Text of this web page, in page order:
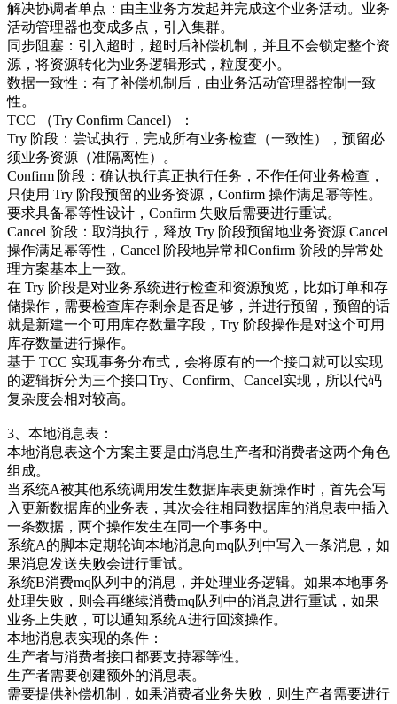
解决协调者单点：由主业务方发起并完成这个业务活动。业务
活动管理器也变成多点，引入集群。
同步阻塞：引入超时，超时后补偿机制，并且不会锁定整个资
源，将资源转化为业务逻辑形式，粒度变小。
数据一致性：有了补偿机制后，由业务活动管理器控制一致
性。
TCC （Try Confirm Cancel）：
Try 阶段：尝试执行，完成所有业务检查（一致性），预留必
须业务资源（准隔离性）。
Confirm 阶段：确认执行真正执行任务，不作任何业务检查，
只使用 Try 阶段预留的业务资源，Confirm 操作满足幂等性。
要求具备幂等性设计，Confirm 失败后需要进行重试。
Cancel 阶段：取消执行，释放 Try 阶段预留地业务资源 Cancel
操作满足幂等性，Cancel 阶段地异常和Confirm 阶段的异常处
理方案基本上一致。
在 Try 阶段是对业务系统进行检查和资源预览，比如订单和存
储操作，需要检查库存剩余是否足够，并进行预留，预留的话
就是新建一个可用库存数量字段，Try 阶段操作是对这个可用
库存数量进行操作。
基于 TCC 实现事务分布式，会将原有的一个接口就可以实现
的逻辑拆分为三个接口Try、Confirm、Cancel实现，所以代码
复杂度会相对较高。
3、本地消息表：
本地消息表这个方案主要是由消息生产者和消费者这两个角色
组成。
当系统A被其他系统调用发生数据库表更新操作时，首先会写
入更新数据库的业务表，其次会往相同数据库的消息表中插入
一条数据，两个操作发生在同一个事务中。
系统A的脚本定期轮询本地消息向mq队列中写入一条消息，如
果消息发送失败会进行重试。
系统B消费mq队列中的消息，并处理业务逻辑。如果本地事务
处理失败，则会再继续消费mq队列中的消息进行重试，如果
业务上失败，可以通知系统A进行回滚操作。
本地消息表实现的条件：
生产者与消费者接口都要支持幂等性。
生产者需要创建额外的消息表。
需要提供补偿机制，如果消费者业务失败，则生产者需要进行